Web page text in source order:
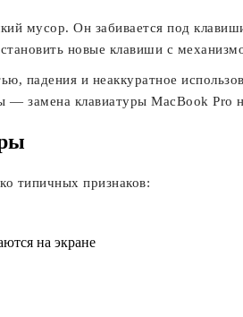
мусор. Он забивается под
новые клавиши с
падения и неаккуратное
замена клавиатуры MacBook Pro
типичных признаков:
на экране